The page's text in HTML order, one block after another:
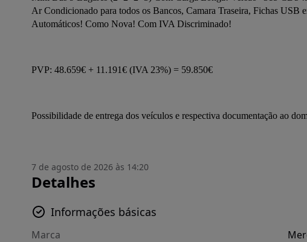
Ar Condicionado para todos os Bancos, Camara Traseira, Fichas USB
Automáticos! Como Nova! Com IVA Discriminado!
PVP: 48.659€ + 11.191€ (IVA 23%) = 59.850€
Possibilidade de entrega dos veículos e respectiva documentação ao
7 de agosto de 2026 às 14:20
Detalhes
Informações básicas
Marca